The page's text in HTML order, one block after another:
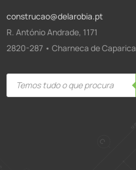
construcao@delarobia.pt
R. António Andrade, 1171
2820-287 • Charneca de Caparica
Products
search